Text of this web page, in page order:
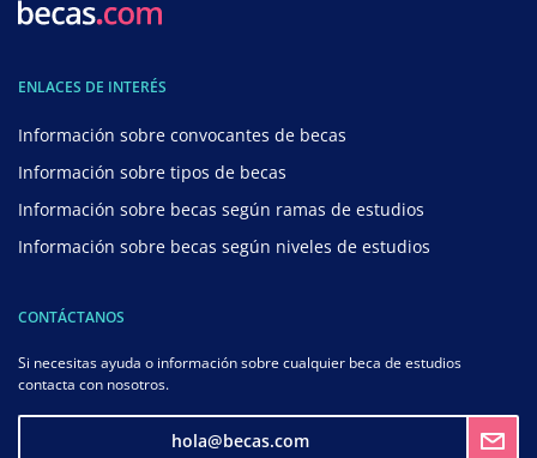
ENLACES DE INTERÉS
Información sobre convocantes de becas
Información sobre tipos de becas
Información sobre becas según ramas de estudios
Información sobre becas según niveles de estudios
CONTÁCTANOS
Si necesitas ayuda o información sobre cualquier beca de estudios
contacta con nosotros.
hola@becas.com